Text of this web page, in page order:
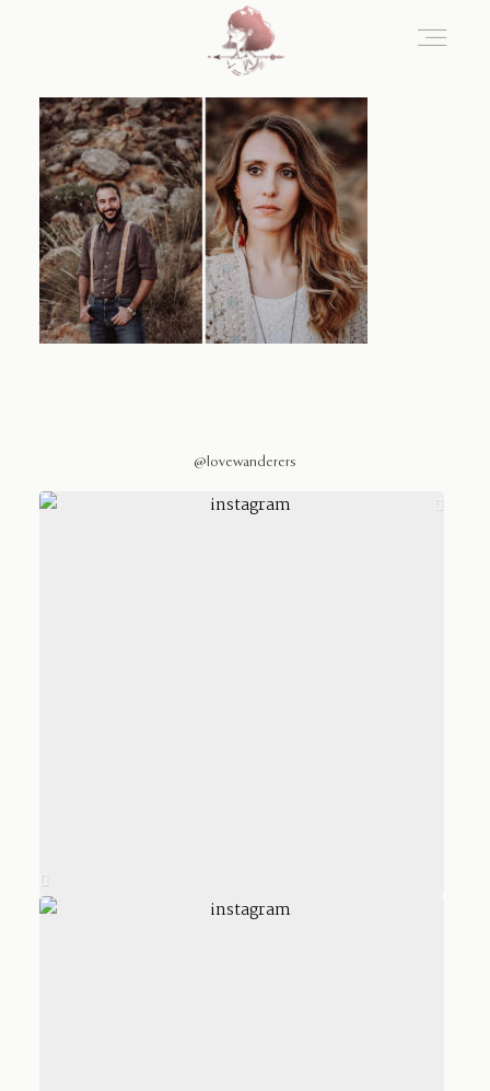
@lovewanderers
Home
Blog
Sobre Nosotros